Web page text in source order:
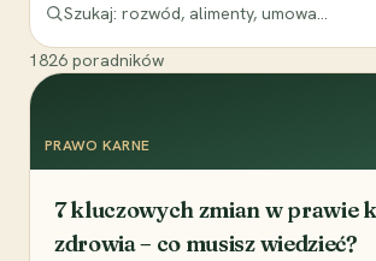
1826 poradników
PRAWO KARNE
7 kluczowych zmian w prawie
zdrowia – co musisz wiedzieć?